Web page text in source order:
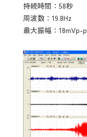
持続時間：58秒
周波数：19.8Hz
最大振幅：18mVp-p